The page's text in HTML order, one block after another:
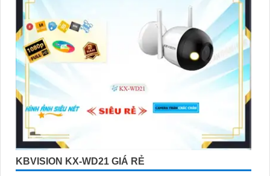
KBVISION KX-WD21 GIÁ RẺ